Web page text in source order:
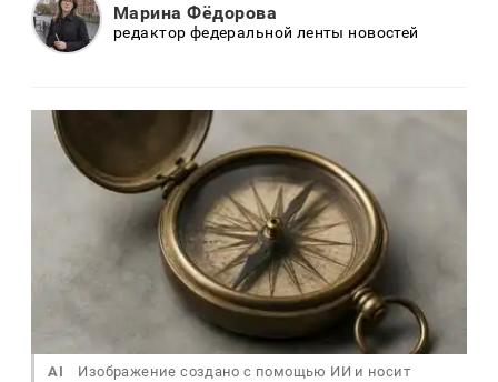
Марина Фёдорова
редактор федеральной ленты новостей
AI
Изображение создано с помощью ИИ и носит